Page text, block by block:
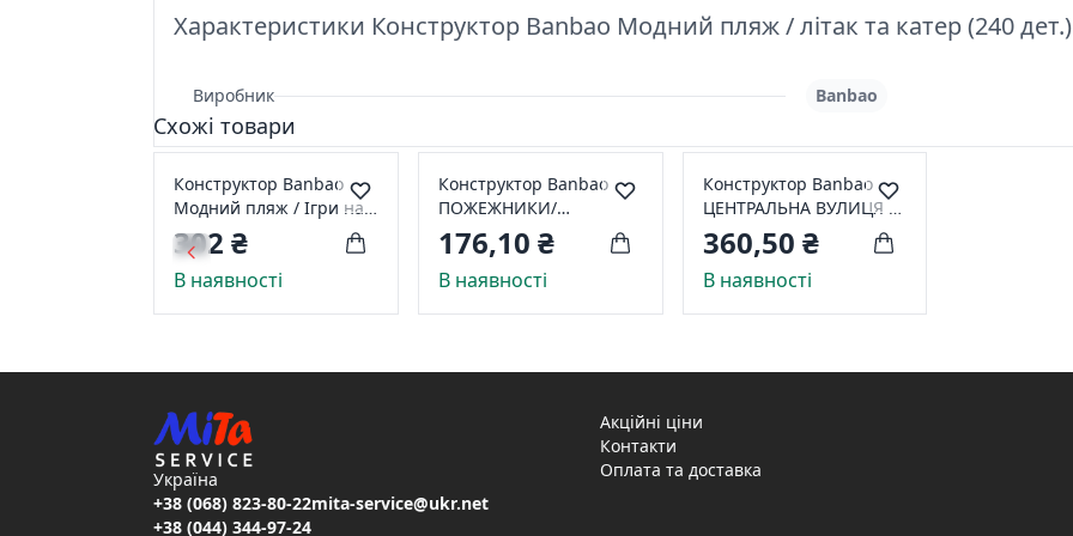
Характеристики Конструктор Banbao Модний пляж / літак та катер (240
Виробник Banbao
Схожі товари
Конструктор Banbao
Модний пляж / Ігри на
воді (135 дет.) 6155
302 ₴
В наявності
Конструктор Banbao
ПОЖЕЖНИКИ/
ПОЖЕЖНИЙ ЧОВЕН (62
дет.)) 7119
176,10 ₴
В наявності
Конструктор Banbao
ЦЕНТРАЛЬНА ВУЛИЦЯ /
КВІТКОВИЙ МАГАЗИН
(118 дет.) ЕТ808
360,50 ₴
В наявності
Україна
+38 (068) 823-80-22
+38 (044) 344-97-24
mita-service@ukr.net
Акційні ціни
Контакти
Оплата та доставка